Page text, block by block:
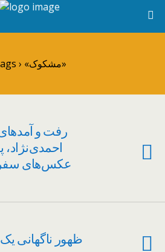
Tags › «مشکوک»
رفت‌ و
احمدی‌نژاد،
عکس‌های
ظهور ناگهانی